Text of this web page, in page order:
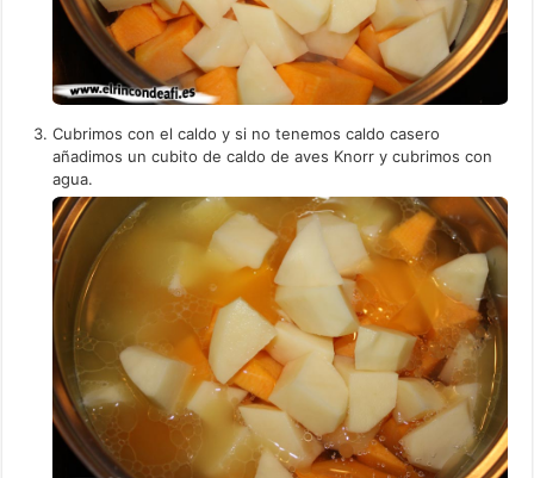
Cubrimos con el caldo y si no tenemos caldo casero
añadimos un cubito de caldo de aves Knorr y cubrimos con
agua.